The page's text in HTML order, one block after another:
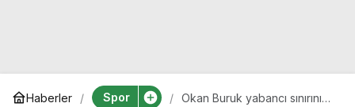
Haberler Spor
Okan Buruk yabancı sınırını